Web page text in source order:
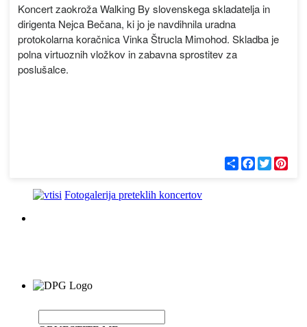
Koncert zaokroža Walking By slovenskega skladatelja in
dirigenta Nejca Bečana, ki jo je navdihnila uradna
protokolarna koračnica Vinka Štrucla Mimohod. Skladba je
polna virtuoznih vložkov in zabavna sprostitev za
poslušalce.
С
п
F
a
T
w
Fotogalerija preteklih koncertov